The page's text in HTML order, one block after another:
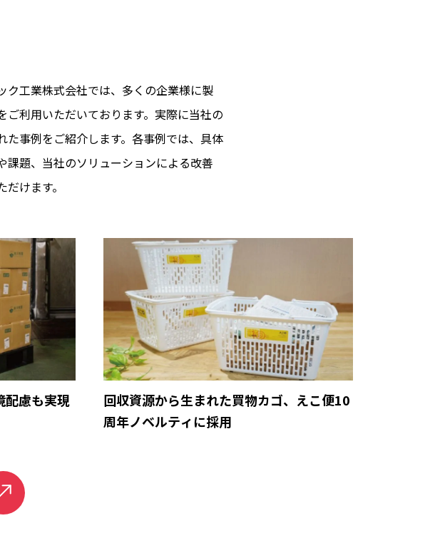
ク工業株式会社では、多くの企業様に製
ご利用いただいております。実際に当社の
た事例をご紹介します。各事例では、具体
課題、当社のソリューションによる改善
けます。
配慮も実現
回収資源から生まれた買物カゴ、えこ便10
周年ノベルティに採用